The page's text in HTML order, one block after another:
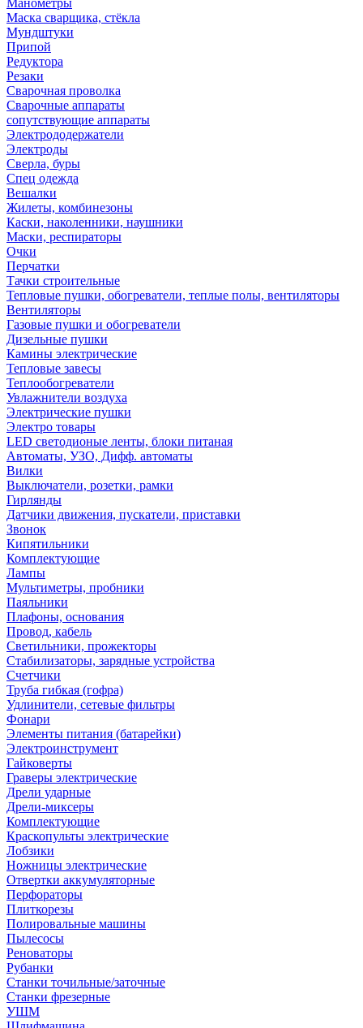
Манометры
Маска сварщика, стёкла
Мундштуки
Припой
Редуктора
Резаки
Сварочная проволка
Сварочные аппараты
сопутствующие аппараты
Электрододержатели
Электроды
Сверла, буры
Спец одежда
Вешалки
Жилеты, комбинезоны
Каски, наколенники, наушники
Маски, респираторы
Очки
Перчатки
Тачки строительные
Тепловые пушки, обогреватели, теплые полы, вентиляторы
Вентиляторы
Газовые пушки и обогреватели
Дизельные пушки
Камины электрические
Тепловые завесы
Теплообогреватели
Увлажнители воздуха
Электрические пушки
Электро товары
LED светодионые ленты, блоки питаная
Автоматы, УЗО, Дифф. автоматы
Вилки
Выключатели, розетки, рамки
Гирлянды
Датчики движения, пускатели, приставки
Звонок
Кипятильники
Комплектующие
Лампы
Мультиметры, пробники
Паяльники
Плафоны, основания
Провод, кабель
Светильники, прожекторы
Стабилизаторы, зарядные устройства
Счетчики
Труба гибкая (гофра)
Удлинители, сетевые фильтры
Фонари
Элементы питания (батарейки)
Электроинструмент
Гайковерты
Граверы электрические
Дрели ударные
Дрели-миксеры
Комплектующие
Краскопульты электрические
Лобзики
Ножницы электрические
Отвертки аккумуляторные
Перфораторы
Плиткорезы
Полировальные машины
Пылесосы
Реноваторы
Рубанки
Станки точильные/заточные
Станки фрезерные
УШМ